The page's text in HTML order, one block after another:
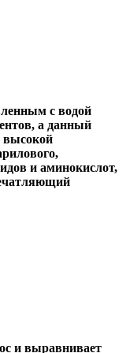
с водой
а данный
высокой
и аминокислот,
и выравнивает